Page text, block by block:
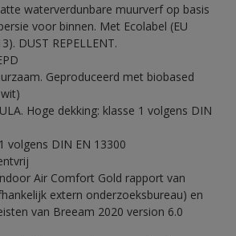
waterverdunbare muurverf op basis
voor binnen. Met Ecolabel (EU
DUST REPELLENT.
Geproduceerd met biobased
Hoge dekking: klasse 1 volgens DIN
volgens DIN EN 13300
Air Comfort Gold rapport van
extern onderzoeksbureau) en
van Breeam 2020 version 6.0